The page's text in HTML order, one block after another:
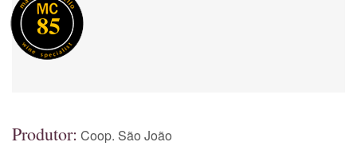
85
Produtor: Coop. São João